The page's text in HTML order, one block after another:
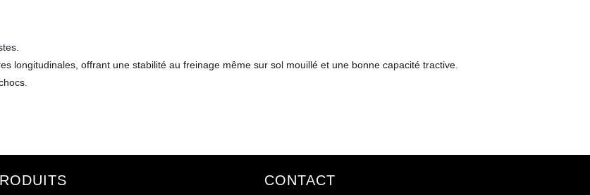
longitudinales, offrant une stabilité au freinage même sur sol mouillé et une bonne capacité tractive.
CONTACT